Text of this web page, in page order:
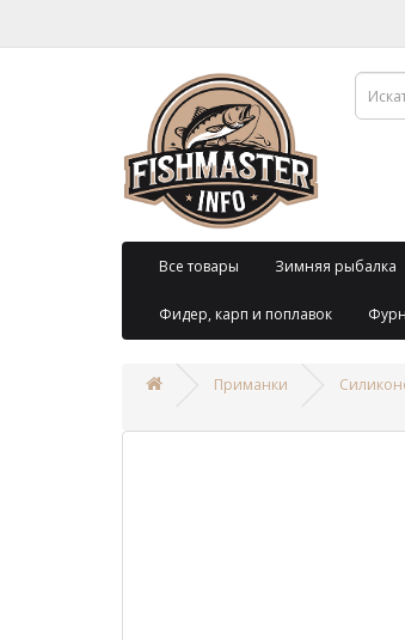
Все товары Зимняя рыбалка
Фидер, карп и поплавок
Приманки